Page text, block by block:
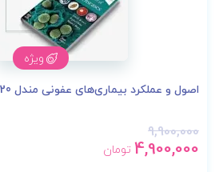
ویژه
اصول و عملکرد بیماری‌های عفونی مندل 2020 | Mandell...
9,900,000
4,900,000 تومان